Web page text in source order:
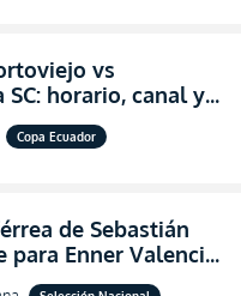
vs
SC: horario, canal y
EN VIVO los octavos
la Copa Ecuador
Copa Ecuador
de Sebastián
para Enner Valencia
era el hombre